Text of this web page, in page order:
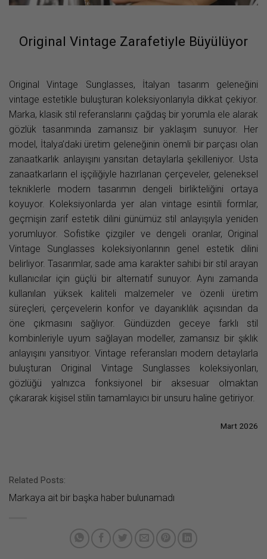
Original Vintage Zarafetiyle Büyülüyor
Original Vintage Sunglasses, İtalyan tasarım geleneğini
vintage estetikle buluşturan koleksiyonlarıyla dikkat çekiyor.
Marka, klasik stil referanslarını çağdaş bir yorumla ele alarak
gözlük tasarımında zamansız bir yaklaşım sunuyor. Her
model, İtalya’daki üretim geleneğinin önemli bir parçası olan
zanaatkarlık anlayışını yansıtan detaylarla şekilleniyor. Usta
zanaatkarların el işçiliğiyle hazırlanan çerçeveler, geleneksel
tekniklerle modern tasarımın dengeli birlikteliğini ortaya
koyuyor. Koleksiyonlarda yer alan vintage esintili formlar,
geçmişin zarif estetik dilini günümüz stil anlayışıyla yeniden
yorumluyor. Sofistike çizgiler ve dengeli oranlar, Original
Vintage Sunglasses koleksiyonlarının genel estetik dilini
belirliyor. Tasarımlar, sade ama karakter sahibi bir stil arayan
kullanıcılar için güçlü bir alternatif sunuyor. Aynı zamanda
kullanılan yüksek kaliteli malzemeler ve özenli üretim
süreçleri, çerçevelerin konfor ve dayanıklılık açısından da
öne çıkmasını sağlıyor. Gündüzden geceye farklı stil
kombinleriyle uyum sağlayan modeller, zamansız bir şıklık
anlayışını yansıtıyor. Vintage referansları modern detaylarla
buluşturan Original Vintage Sunglasses koleksiyonları,
gözlüğü yalnızca fonksiyonel bir aksesuar olmaktan
çıkararak kişisel stilin tamamlayıcı bir unsuru haline getiriyor.
Mart 2026
Related Posts:
Markaya ait bir başka haber bulunamadı